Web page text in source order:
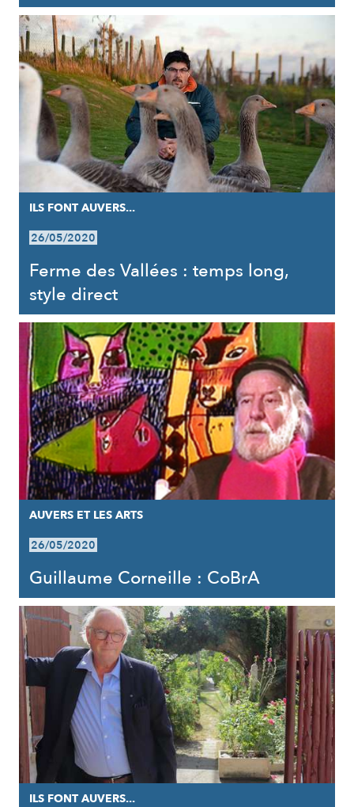
ILS FONT AUVERS...
26/05/2020
Ferme des Vallées : temps long,
style direct
AUVERS ET LES ARTS
26/05/2020
Guillaume Corneille : CoBrA
ILS FONT AUVERS...